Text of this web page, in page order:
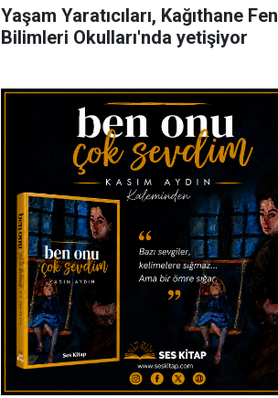
Yaşam Yaratıcıları, Kağıthane Fen
Bilimleri Okulları'nda yetişiyor